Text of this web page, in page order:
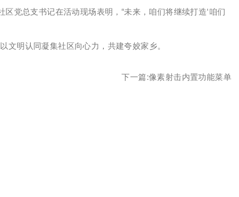
党总支书记在活动现场表明，“未来，咱们将继续打造‘咱们
明认同凝集社区向心力，共建夸姣家乡。
下一篇:像素射击内置功能菜单